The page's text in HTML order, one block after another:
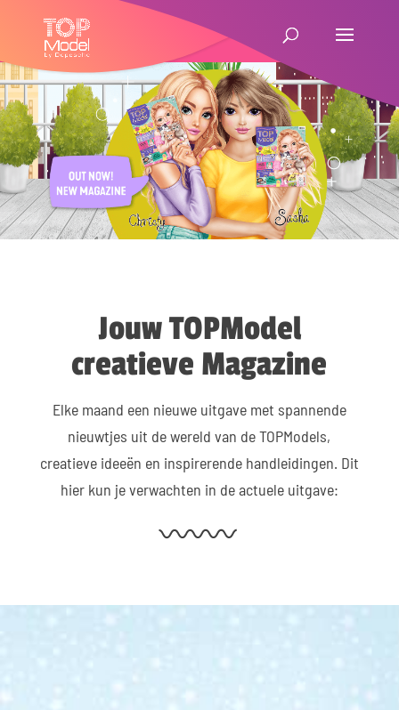
Jouw TOPModel
creatieve Magazine
Elke maand een nieuwe uitgave met spannende
nieuwtjes uit de wereld van de TOPModels,
creatieve ideeën en inspirerende handleidingen. Dit
hier kun je verwachten in de actuele uitgave: